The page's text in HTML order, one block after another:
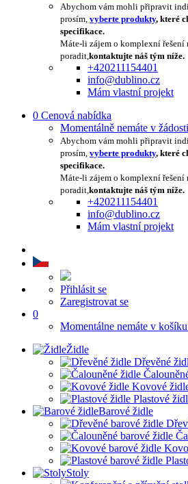
Abychom vám mohli připravit
prosím, vyberte produkty, které
specifikace.
Máte-li zájem o komplexní řešení
poradit,kontaktujte náš tým níže.
+420211154401
info@dublino.cz
Mám vlastní projekt
0 Cenová nabídka
Momentálně nemáte v
Abychom vám mohli připravit
prosím, vyberte produkty, které
specifikace.
Máte-li zájem o komplexní řešení
poradit,kontaktujte náš tým níže.
+420211154401
info@dublino.cz
Mám vlastní projekt
Přihlásit se
Zaregistrovat se
0
Momentálne nemáte v
Židle
Dřevěné
Kovové
Plastové
Barové židle
Stoly